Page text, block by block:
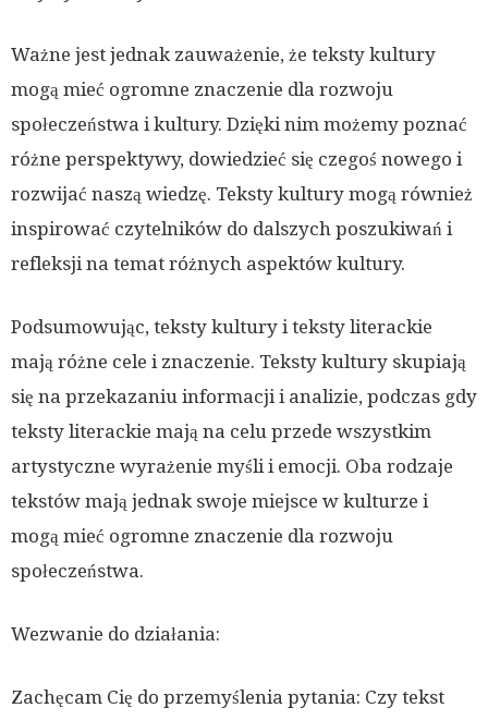
Ważne jest jednak zauważenie, że teksty kultury
mogą mieć ogromne znaczenie dla rozwoju
społeczeństwa i kultury. Dzięki nim możemy poznać
różne perspektywy, dowiedzieć się czegoś nowego i
rozwijać naszą wiedzę. Teksty kultury mogą również
inspirować czytelników do dalszych poszukiwań i
refleksji na temat różnych aspektów kultury.
Podsumowując, teksty kultury i teksty literackie
mają różne cele i znaczenie. Teksty kultury skupiają
się na przekazaniu informacji i analizie, podczas gdy
teksty literackie mają na celu przede wszystkim
artystyczne wyrażenie myśli i emocji. Oba rodzaje
tekstów mają jednak swoje miejsce w kulturze i
mogą mieć ogromne znaczenie dla rozwoju
społeczeństwa.
Wezwanie do działania:
Zachęcam Cię do przemyślenia pytania: Czy tekst